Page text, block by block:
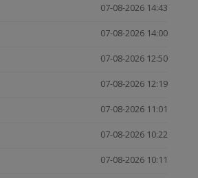
07-08-2026 14:43
07-08-2026 14:00
07-08-2026 12:50
07-08-2026 12:19
07-08-2026 11:01
07-08-2026 10:22
07-08-2026 10:11